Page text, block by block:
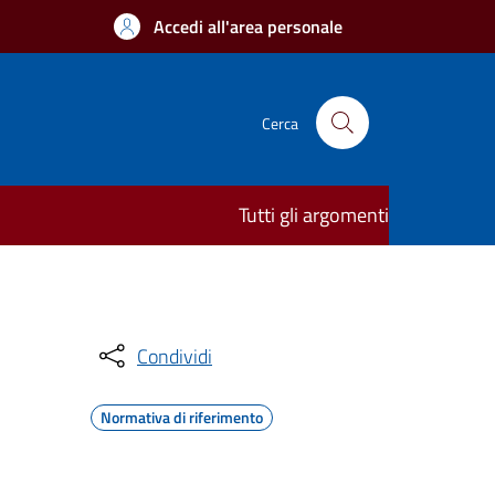
Accedi all'area personale
Cerca
Tutti gli argomenti
Condividi
Normativa di riferimento